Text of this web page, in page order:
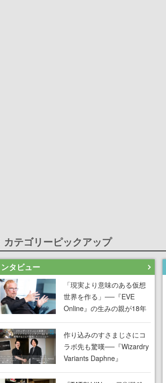
カテゴリーピックアップ
タビュー
「現実より意味のある仮想
世界を作る」──『EVE
Online』の生みの親が18年
掲げ続ける”クレイジーな宣
言”は、比喩ではなく本気だ
った
作り込みのすさまじさにコ
ラボ先も驚嘆──『Wizardry
Variants Daphne』
×『FFXI』コラボが期間限